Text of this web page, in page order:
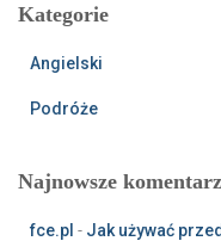
a
Kategorie
Angielski
Podróże
Najnowsze
fce.pl - Jak używać